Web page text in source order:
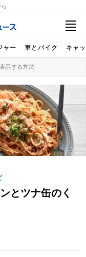
ャー 車とバイク キャ
示する方法
とツナ缶のく